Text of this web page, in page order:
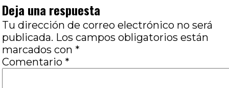
Deja una respuesta
Tu dirección de correo electrónico no será
publicada. Los campos obligatorios están
marcados con *
Comentario *